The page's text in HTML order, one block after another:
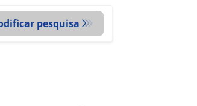
pesquisa